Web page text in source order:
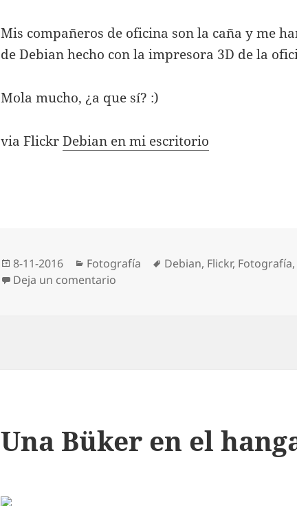
Mis compañeros de oficina son la caña y me
de Debian hecho con la impresora 3D de la
Mola mucho, ¿a que sí? :)
via FlickrDebian en mi escritorio
Publicado
el
8-11-2016 Categorías
Fotografía Etiquetas
Debian, Flickr, Fotografí­a,
Deja un comentario
Una Büker en el